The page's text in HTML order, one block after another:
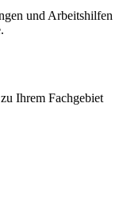
und Arbeitshilfen
Ihrem Fachgebiet